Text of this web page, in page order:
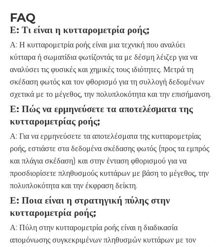
FAQ
Ε: Τι είναι η κυτταρομετρία ροής;
Α: Η κυτταρομετρία ροής είναι μια τεχνική που αναλύει
κύτταρα ή σωματίδια φωτίζοντάς τα με δέσμη λέιζερ για να
αναλύσει τις φυσικές και χημικές τους ιδιότητες. Μετρά τη
σκέδαση φωτός και τον φθορισμό για τη συλλογή δεδομένων
σχετικά με το μέγεθος, την πολυπλοκότητα και την επισήμανση.
Ε: Πώς να ερμηνεύσετε τα αποτελέσματα της
κυτταρομετρίας ροής;
Α: Για να ερμηνεύσετε τα αποτελέσματα της κυτταρομετρίας
ροής, εστιάστε στα δεδομένα σκέδασης φωτός (προς τα εμπρός
και πλάγια σκέδαση) και στην ένταση φθορισμού για να
προσδιορίσετε πληθυσμούς κυττάρων με βάση το μέγεθος, την
πολυπλοκότητα και την έκφραση δείκτη.
Ε: Ποια είναι η στρατηγική πύλης στην
κυτταρομετρία ροής;
Α: Πύλη στην κυτταρομετρία ροής είναι η διαδικασία
απομόνωσης συγκεκριμένων πληθυσμών κυττάρων με τον